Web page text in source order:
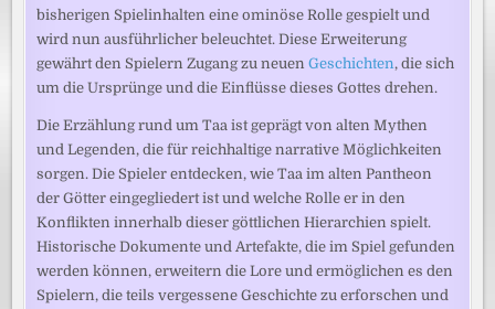
bisherigen Spielinhalten eine ominöse Rolle gespielt und
wird nun ausführlicher beleuchtet. Diese Erweiterung
gewährt den Spielern Zugang zu neuenGeschichten, die sich
um die Ursprünge und die Einflüsse dieses Gottes drehen.
Die Erzählung rund um Taa ist geprägt von alten Mythen
und Legenden, die für reichhaltige narrative Möglichkeiten
sorgen. Die Spieler entdecken, wie Taa im alten Pantheon
der Götter eingegliedert ist und welche Rolle er in den
Konflikten innerhalb dieser göttlichen Hierarchien spielt.
Historische Dokumente und Artefakte, die im Spiel gefunden
werden können, erweitern die Lore und ermöglichen es den
Spielern, die teils vergessene Geschichte zu erforschen und